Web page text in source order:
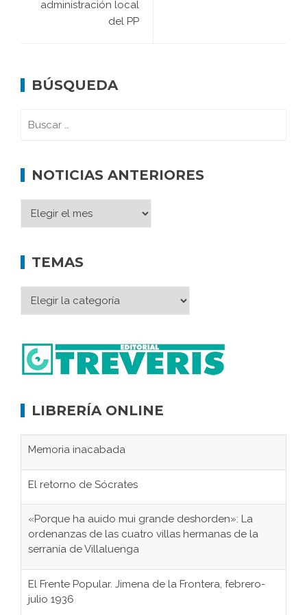
administración local
del PP
BÚSQUEDA
NOTICIAS ANTERIORES
TEMAS
LIBRERÍA ONLINE
Memoria inacabada
El retorno de Sócrates
«Porque ha auido mui grande deshorden»: La
ordenanzas de las cuatro villas hermanas de la
serranía de Villaluenga
El Frente Popular. Jimena de la Frontera, febrero-
julio 1936